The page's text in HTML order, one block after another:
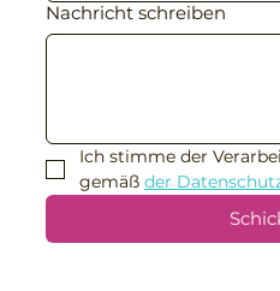
Nachricht schreiben
Ich stimme der
gemäß der